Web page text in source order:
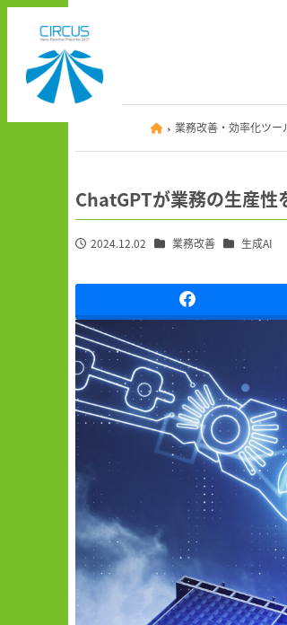
テ
業務改善・効率化ツー
ChatGPTが業務の生産性
投稿日2024.12.02 カテゴリー
業務改善 カテゴリー
生成AI